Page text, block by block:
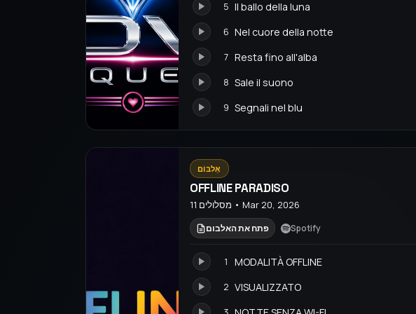
5 Il ballo della luna
6 Nel cuore della notte
7 Resta fino all'alba
8 Sale il suono
9 Segnali nel blu
אַלבּוֹם
OFFLINE PARADISO
11 מסלולים • Mar 20, 2026
פתח את האלבום Spotify
1 MODALITÀ OFFLINE
2 VISUALIZZATO